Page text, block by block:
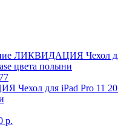
для iPad Pro 11
р.